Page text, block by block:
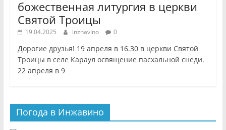
божественная литургия в церкви
Святой Троицы
19.04.2025 inzhavino 0
Дорогие друзья! 19 апреля в 16.30 в церкви Святой
Троицы в селе Караул освящение пасхальной снеди.
22 апреля в 9
Погода в Инжавино